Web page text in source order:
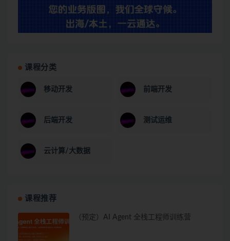
课程分类
移动开发 前端开发
后端开发 测试运维
云计算/大数据
课程推荐
（预定）AI Agent 全栈工程师训练营